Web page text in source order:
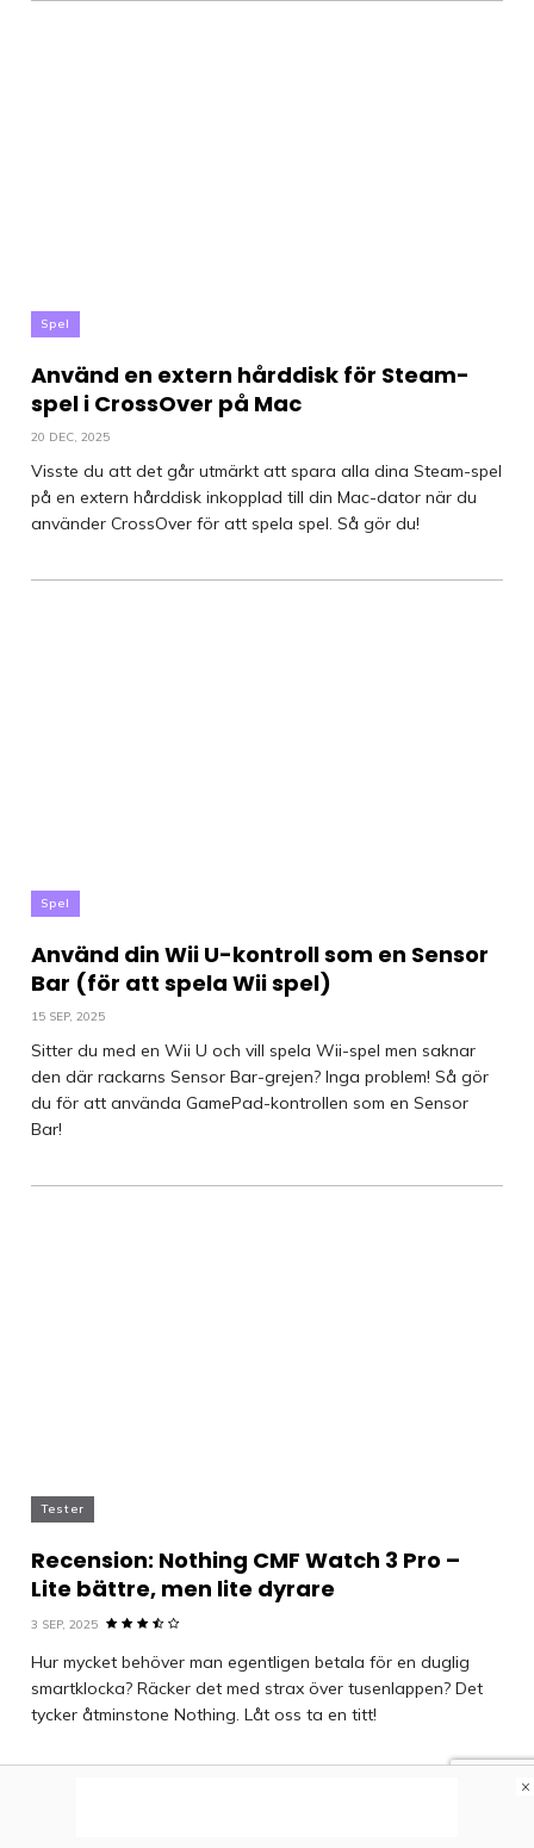
Spel
Använd en extern hårddisk för Steam-
spel i CrossOver på Mac
20 DEC, 2025
Visste du att det går utmärkt att spara alla dina Steam-spel
på en extern hårddisk inkopplad till din Mac-dator när du
använder CrossOver för att spela spel. Så gör du!
Spel
Använd din Wii U-kontroll som en Sensor
Bar (för att spela Wii spel)
15 SEP, 2025
Sitter du med en Wii U och vill spela Wii-spel men saknar
den där rackarns Sensor Bar-grejen? Inga problem! Så gör
du för att använda GamePad-kontrollen som en Sensor
Bar!
Tester
Recension: Nothing CMF Watch 3 Pro –
Lite bättre, men lite dyrare
3 SEP, 2025
Hur mycket behöver man egentligen betala för en duglig
smartklocka? Räcker det med strax över tusenlappen? Det
tycker åtminstone Nothing. Låt oss ta en titt!
×